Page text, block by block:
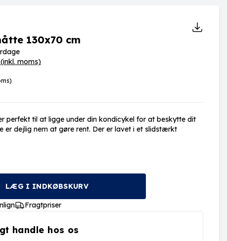
130x70 cm
(inkl. moms)
perfekt til at ligge under din kondicykel for at beskytte dit
er dejlig nem at gøre rent. Der er lavet i et slidstærkt
LÆG I INDKØBSKURV
Fragtpriser
handle hos os